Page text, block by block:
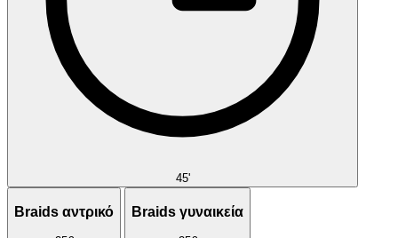
45'
Braids αντρικό Braids γυναικεία